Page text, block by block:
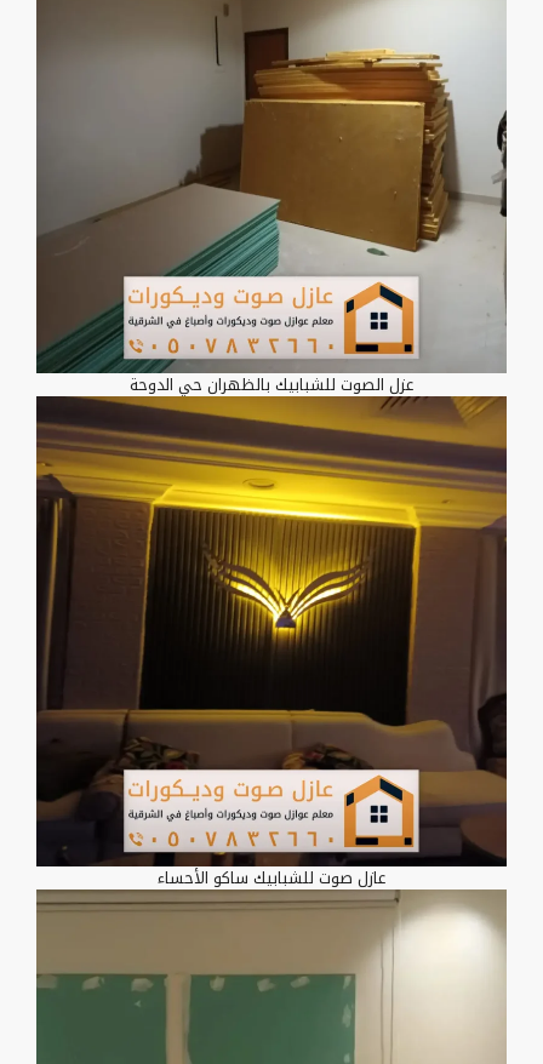
عزل الصوت للشبابيك بالظهران حي الدوحة
عازل صوت للشبابيك ساكو الأحساء